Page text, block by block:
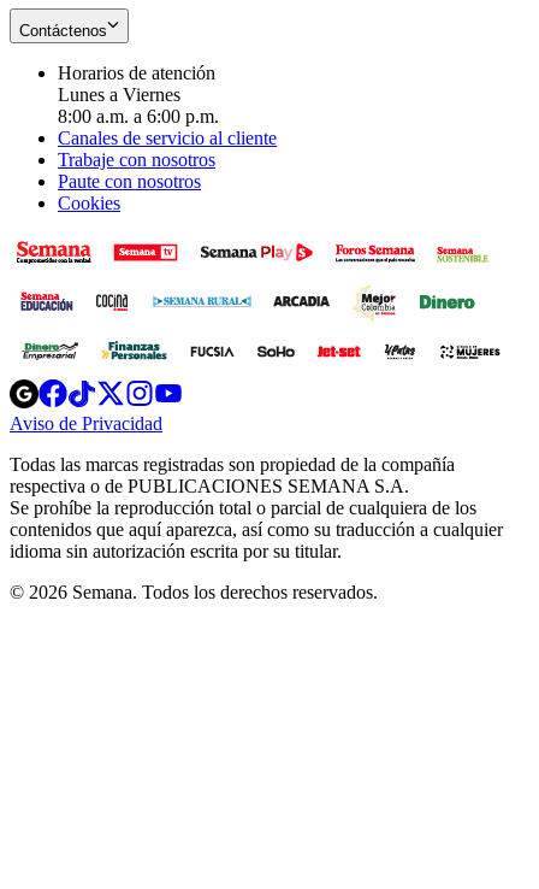
Contáctenos
Horarios de atención
Lunes a Viernes
8:00 a.m. a 6:00 p.m.
Canales de servicio al cliente
Trabaje con nosotros
Paute con nosotros
Cookies
Opens
in
new
Opens
in
new
Opens
in
new
window
Opens
new
windowwindow
Aviso de Privacidad
new
window
Todas las marcas registradas son propiedad de la compañía
respectiva o de PUBLICACIONES SEMANA S.A.
Se prohíbe la reproducción total o parcial de cualquiera de los
contenidos que aquí aparezca, así como su traducción a cualquier
idioma sin autorización escrita por su titular.
© 2026 Semana. Todos los derechos reservados.